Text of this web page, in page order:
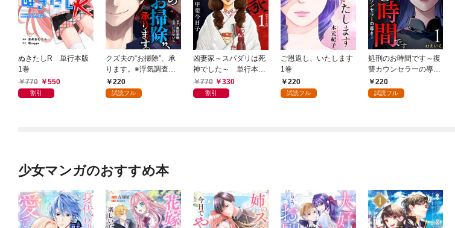
ぬきたしR 単行本版
1巻
770
550
割引
クズ夫の“お掃除”、承
ります。※浮気調査、
無料サービス付き 1巻
220
試読フル
凶妻家～スパダリは死
神でした～ 単行本版
1巻770 330
割引
ご恩返し、いたします
1巻
220
試読フル
処刑のお時間です～復
讐カウンセラーの導き
～ 1巻
220
試読フル
少女マンガのおすすめ本